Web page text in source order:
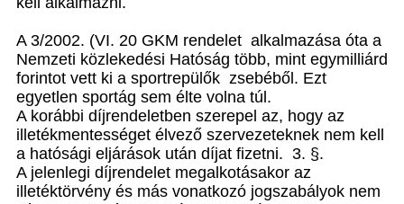
A 3/2002. (VI. 20 GKM rendelet alkalmazása óta a
Nemzeti közlekedési Hatóság több, mint egymilliárd
forintot vett ki a sportrepülők zsebéből. Ezt
egyetlen sportág sem élte volna túl.
A korábbi díjrendeletben szerepel az, hogy az
illetékmentességet élvező szervezeteknek nem kell
a hatósági eljárások után díjat fizetni. 3. §.
A jelenlegi díjrendelet megalkotásakor az
illetéktörvény és más vonatkozó jogszabályok nem